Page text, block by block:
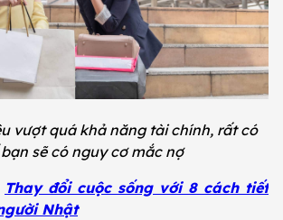
vượt quá khả năng tài chính, rất có
sẽ có nguy cơ mắc nợ
Thay đổi cuộc sống với 8 cách tiết
Nhật